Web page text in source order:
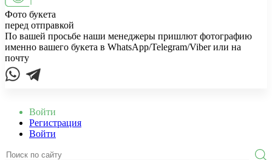
Фото букета
перед отправкой
По вашей просьбе наши менеджеры пришлют фотографию
именно вашего букета в WhatsApp/Telegram/Viber или на
почту
Войти
Регистрация
Войти